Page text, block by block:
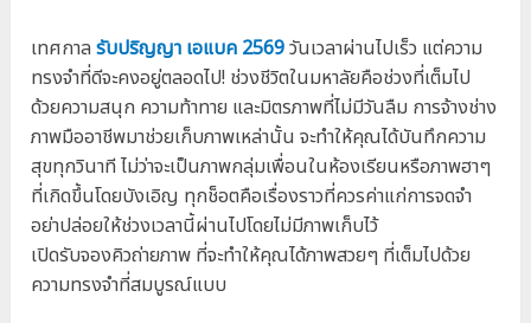
เทศกาลรับปริญญา เอแบค 2569วันเวลาผ่านไปเร็ว แต่ความ
ทรงจำที่ดีจะคงอยู่ตลอดไป! ช่วงชีวิตในมหาลัยคือช่วงที่เต็มไป
ด้วยความสนุก ความท้าทาย และมิตรภาพที่ไม่มีวันลืม การจ้างช่าง
ภาพมืออาชีพมาช่วยเก็บภาพเหล่านั้น จะทำให้คุณได้บันทึกความ
สุขทุกวินาที ไม่ว่าจะเป็นภาพกลุ่มเพื่อนในห้องเรียนหรือภาพฮาๆ
ที่เกิดขึ้นโดยบังเอิญ ทุกช็อตคือเรื่องราวที่ควรค่าแก่การจดจำ
อย่าปล่อยให้ช่วงเวลานี้ผ่านไปโดยไม่มีภาพเก็บไว้
เปิดรับจองคิวถ่ายภาพ ที่จะทำให้คุณได้ภาพสวยๆ ที่เต็มไปด้วย
ความทรงจำที่สมบูรณ์แบบ